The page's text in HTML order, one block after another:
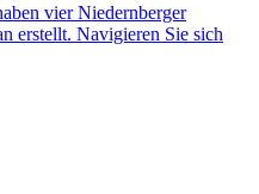
vier Niedernberger
erstellt. Navigieren Sie sich